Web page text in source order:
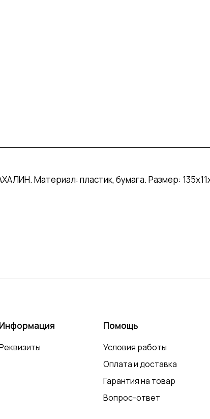
Материал: пластик, бумага. Размер:
Информация Помощь
Условия работы
Оплата и доставка
Гарантия на товар
Вопрос-ответ